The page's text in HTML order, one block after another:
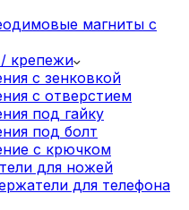
магниты с
крепежи
с зенковкой
с отверстием
под гайку
под болт
с крючком
для ножей
для телефона